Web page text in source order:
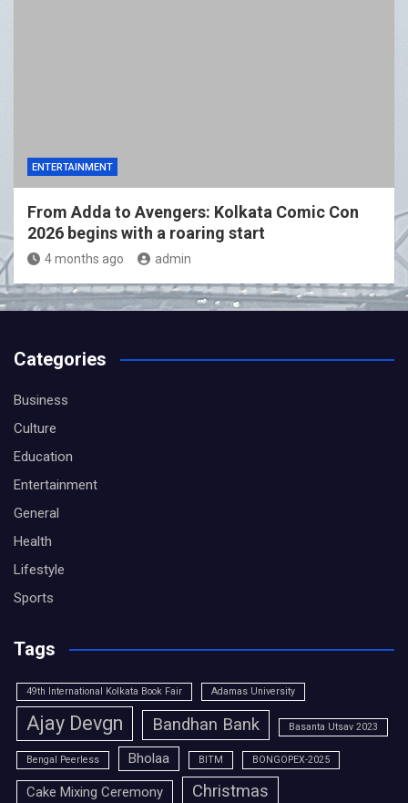
ENTERTAINMENT
From Adda to Avengers: Kolkata Comic Con
2026 begins with a roaring start
4 months ago admin
Categories
Business
Culture
Education
Entertainment
General
Health
Lifestyle
Sports
Tags
49th International Kolkata Book Fair Adamas University
Ajay Devgn Bandhan Bank Basanta Utsav 2023
Bengal Peerless Bholaa BITM BONGOPEX-2025
Cake Mixing Ceremony Christmas